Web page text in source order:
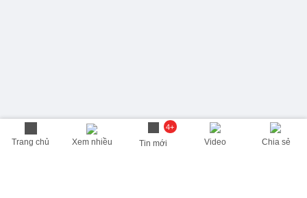
Trang chủ Xem nhiều
4+
Tin mới Video Chia sẻ